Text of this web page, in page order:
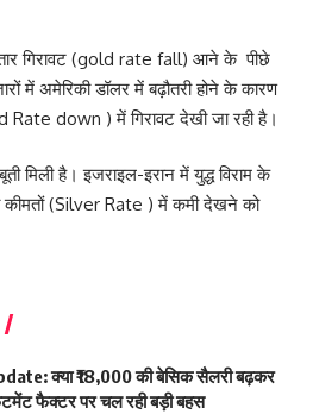
गिरावट (gold rate fall) आने के पीछे
में अमेरिकी डॉलर में बढ़ौतरी होने के कारण
down ) में गिरावट देखी जा रही है।
मिली है। इजराइल-इरान में युद्ध विराम के
कीमतों (Silver Rate ) में कमी देखने को
क्या ₹18,000 की बेसिक सैलरी बढ़कर
फैक्टर पर चल रही बड़ी बहस